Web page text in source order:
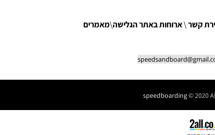
קשר\ארוחות באתר הגלישה\מאמרים
speedboarding© 2020